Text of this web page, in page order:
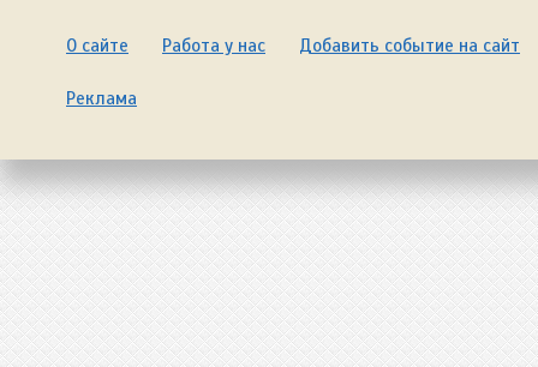
О сайте Работа у нас Добавить событие на сайт
Реклама